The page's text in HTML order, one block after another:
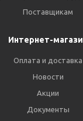
Поставщикам
Интернет-
Оплата и доставка
Новости
Акции
Документы